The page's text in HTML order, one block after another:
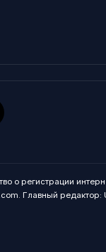
о регистрации
Главный